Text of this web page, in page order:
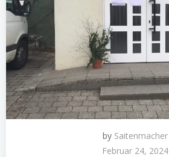
by Saitenmacher
Februar 24, 2024